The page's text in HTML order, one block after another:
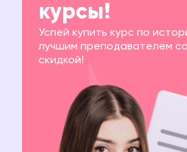
курсы!
Успей купить курс по
лучшим преподавателем со
скидкой!